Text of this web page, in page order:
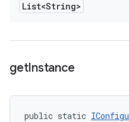
List<String>
getInstance
public static